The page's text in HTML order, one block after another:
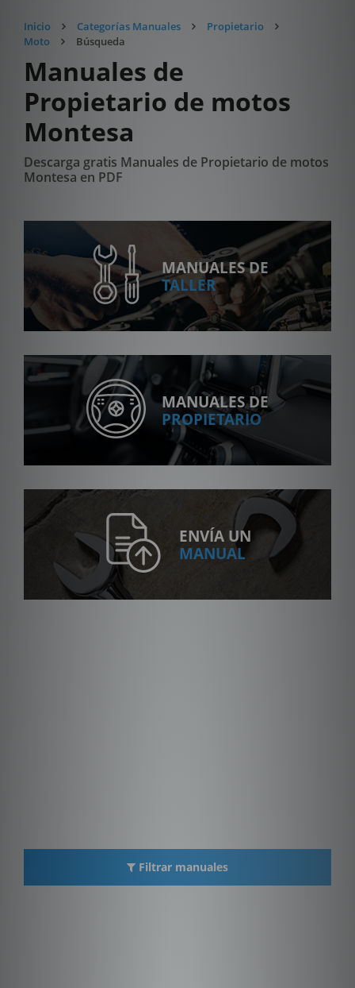
Inicio Categorías Manuales
Propietario
Moto
Búsqueda
Manuales de
Propietario de motos
Montesa
Descarga gratis Manuales de Propietario de motos
Montesa en PDF
MANUALES DE
TALLER
MANUALES DE
PROPIETARIO
ENVÍA UN
MANUAL
Filtrar manuales